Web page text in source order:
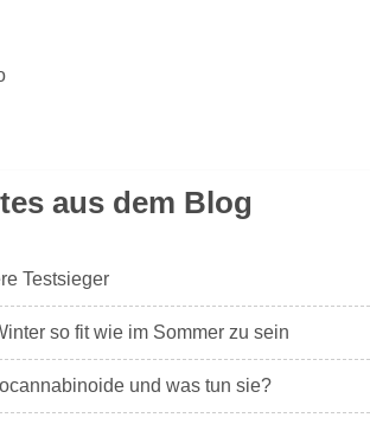
aus dem Blog
Testsieger
so fit wie im Sommer zu sein
und was tun sie?